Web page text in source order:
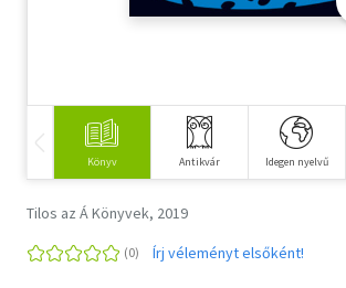
Könyv Antikvár Idegen nyelvű
Tilos az Á Könyvek, 2019
Írj véleményt elsőként!